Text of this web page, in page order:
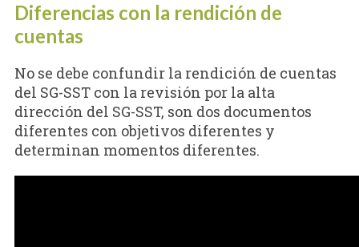
Diferencias con la rendición de
cuentas
No se debe confundir la rendición de cuentas
del SG-SST con la revisión por la alta
dirección del SG-SST, son dos documentos
diferentes con objetivos diferentes y
determinan momentos diferentes.